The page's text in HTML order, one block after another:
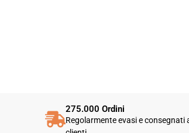
275.000 Ordini
Regolarmente evasi e consegnati